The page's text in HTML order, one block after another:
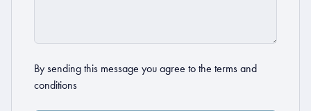
By sending this message you agree to the terms and
conditions